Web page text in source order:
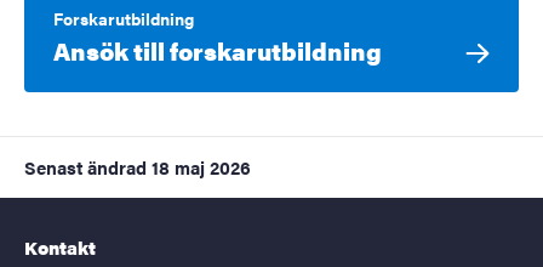
Forskarutbildning
Ansök till forskarutbildning
Senast ändrad 18 maj 2026
Kontakt